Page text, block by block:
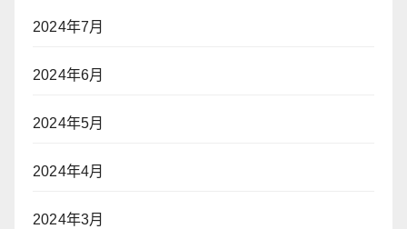
2024年7月
2024年6月
2024年5月
2024年4月
2024年3月